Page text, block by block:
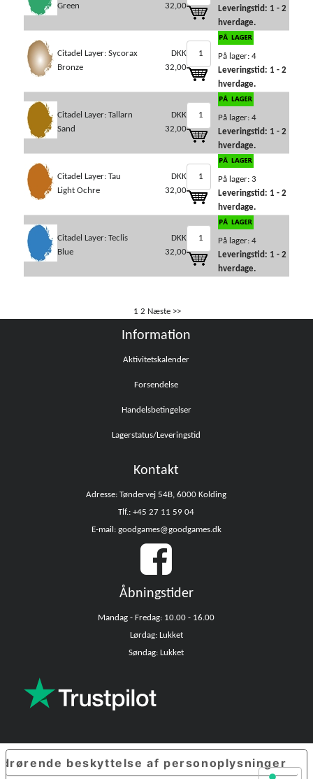
Green
32,00
Leveringstid: 1 - 2
hverdage.
Citadel Layer: Sycorax
Bronze
DKK
32,00
På lager: 4
Leveringstid: 1 - 2
hverdage.
Citadel Layer: Tallarn
Sand
DKK
32,00
På lager: 4
Leveringstid: 1 - 2
hverdage.
Citadel Layer: Tau
Light Ochre
DKK
32,00
På lager: 3
Leveringstid: 1 - 2
hverdage.
Citadel Layer: Teclis
Blue
DKK
32,00
På lager: 4
Leveringstid: 1 - 2
hverdage.
12 Næste >>
Information
Aktivitetskalender
Forsendelse
Handelsbetingelser
Lagerstatus/Leveringstid
Kontakt
Adresse: Tøndervej 54B, 6000 Kolding
Tlf.: +45 27 11 59 04
E-mail: goodgames@goodgames.dk
Åbningstider
Mandag - Fredag: 10.00 - 16.00
Lørdag: Lukket
Søndag: Lukket
beskyttelse af personoplysninger